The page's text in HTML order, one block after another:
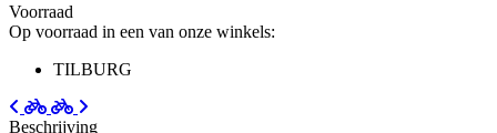
Voorraad
Op voorraad in een van onze winkels:
TILBURG
Beschrijving